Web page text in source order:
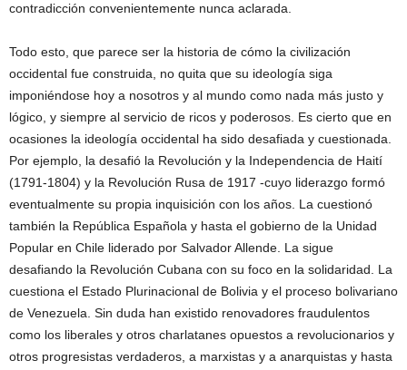
contradicción convenientemente nunca aclarada.
Todo esto, que parece ser la historia de cómo la civilización
occidental fue construida, no quita que su ideología siga
imponiéndose hoy a nosotros y al mundo como nada más justo y
lógico, y siempre al servicio de ricos y poderosos. Es cierto que en
ocasiones la ideología occidental ha sido desafiada y cuestionada.
Por ejemplo, la desafió la Revolución y la Independencia de Haití
(1791-1804) y la Revolución Rusa de 1917 -cuyo liderazgo formó
eventualmente su propia inquisición con los años. La cuestionó
también la República Española y hasta el gobierno de la Unidad
Popular en Chile liderado por Salvador Allende. La sigue
desafiando la Revolución Cubana con su foco en la solidaridad. La
cuestiona el Estado Plurinacional de Bolivia y el proceso bolivariano
de Venezuela. Sin duda han existido renovadores fraudulentos
como los liberales y otros charlatanes opuestos a revolucionarios y
otros progresistas verdaderos, a marxistas y a anarquistas y hasta